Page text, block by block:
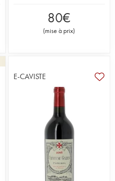
80€
(mise à prix)
E-CAVISTE